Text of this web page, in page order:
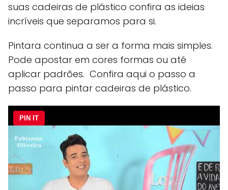
suas cadeiras de plástico confira as ideias
incríveis que separamos para si.
Pintara continua a ser a forma mais simples.
Pode apostar em cores formas ou até
aplicar padrões. Confira aqui o passo a
passo para pintar cadeiras de plástico.
PIN IT